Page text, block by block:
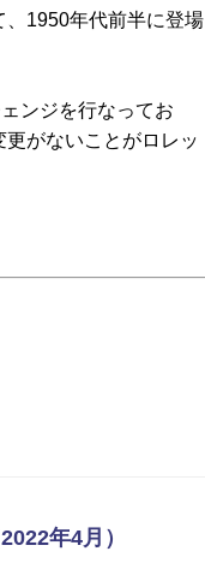
、1950年代前半に登場
ンジを行なってお
がないことがロレッ
年4月）